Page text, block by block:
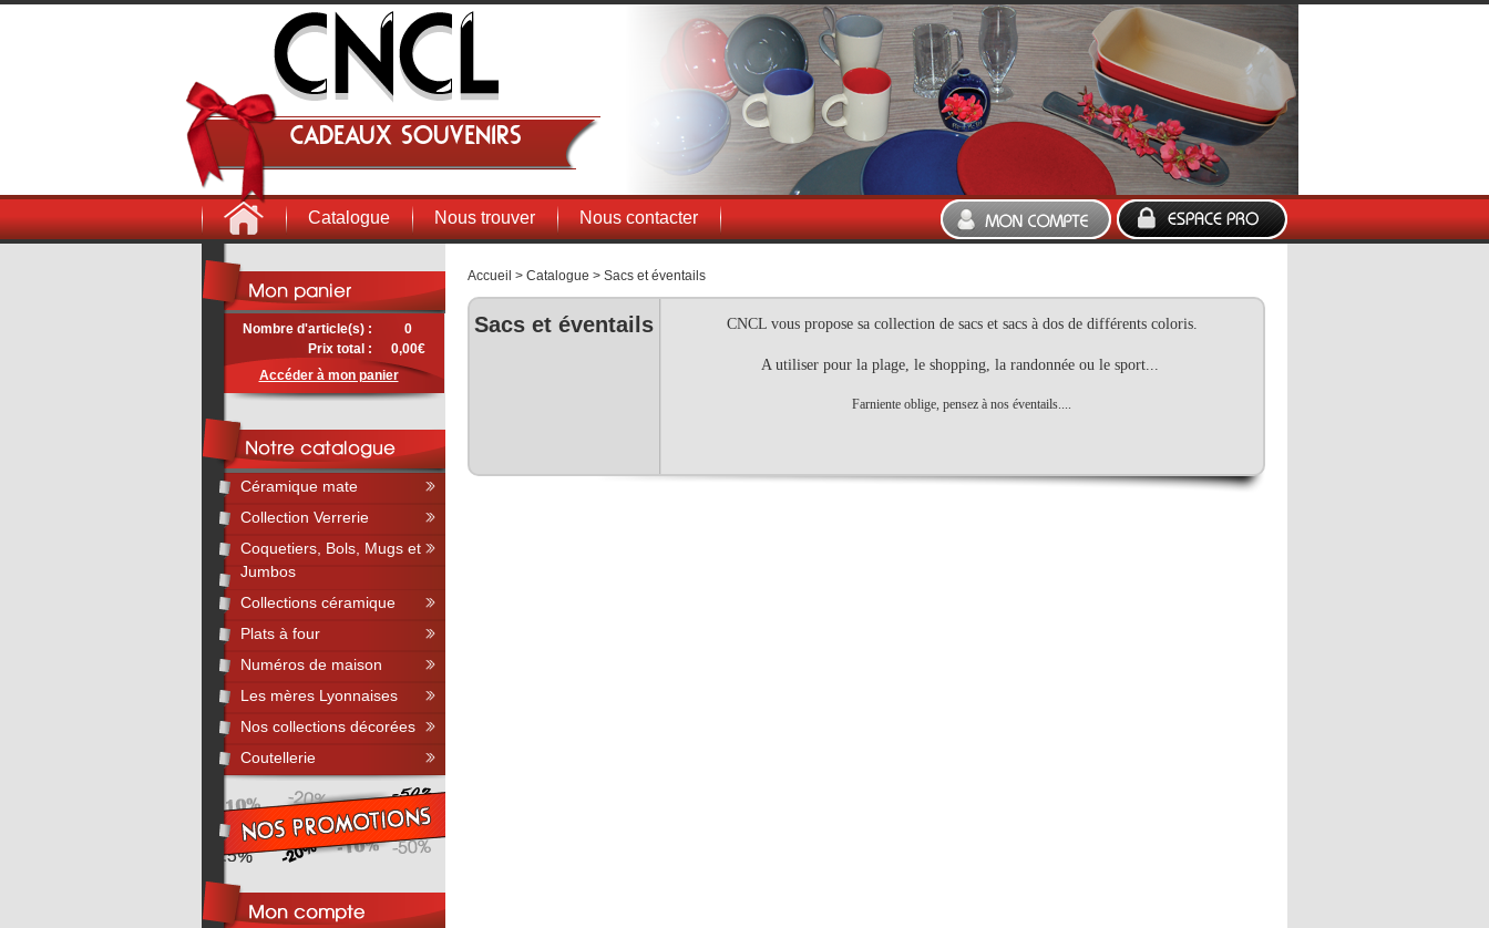
Cadeaux souvenirs
Catalogue Nous trouver Nous contacter
Accueil > Catalogue > Sacs et éventails
Sacs et éventails CNCL vous propose sa collection de sacs et sacs à dos de différents coloris.
A utiliser pour la plage, le shopping, la randonnée ou le sport...
Farniente oblige, pensez à nos éventails....
Nombre d'article(s) :
0
Prix total :
0,00€
Accéder à mon panier
Céramique mate
Collection Verrerie
Coquetiers, Bols, Mugs et
Jumbos
Collections céramique
Plats à four
Numéros de maison
Les mères Lyonnaises
Nos collections décorées
Coutellerie